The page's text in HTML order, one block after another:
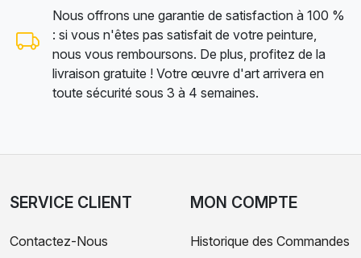
Nous offrons une garantie de satisfaction à 100 %
: si vous n'êtes pas satisfait de votre peinture,
nous vous remboursons. De plus, profitez de la
livraison gratuite ! Votre œuvre d'art arrivera en
toute sécurité sous 3 à 4 semaines.
SERVICE CLIENT
Contactez-Nous
MON COMPTE
Historique des Commandes